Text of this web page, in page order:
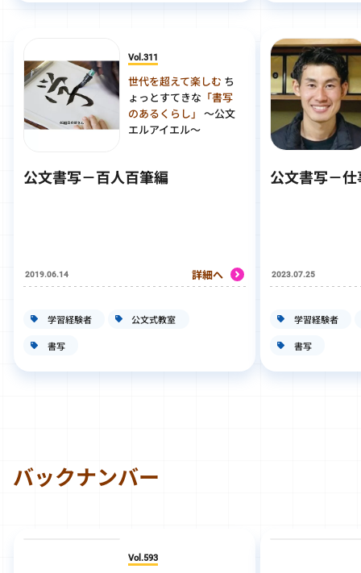
Vol.311
世代を超えて楽しむ ち
ょっとすてきな 「書写
のあるくらし」 ～公文
エルアイエル～
公文書写－百人百筆編
2019.06.14 詳細へ
学習経験者 公文式教室
書写
公文書写－
2023.07.25
学習経験者
書写
バックナンバー
Vol.593